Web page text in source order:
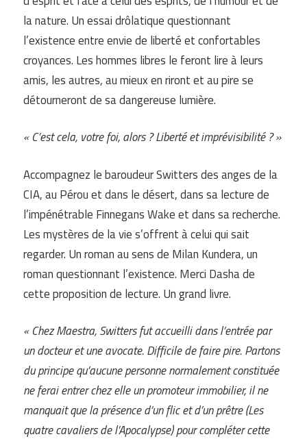
la nature. Un essai drôlatique questionnant
l’existence entre envie de liberté et confortables
croyances. Les hommes libres le feront lire à leurs
amis, les autres, au mieux en riront et au pire se
détourneront de sa dangereuse lumière.
« C’est cela, votre foi, alors ? Liberté et imprévisibilité ? »
Accompagnez le baroudeur Switters des anges de la
CIA, au Pérou et dans le désert, dans sa lecture de
l’impénétrable Finnegans Wake et dans sa recherche.
Les mystères de la vie s’offrent à celui qui sait
regarder. Un roman au sens de Milan Kundera, un
roman questionnant l’existence. Merci Dasha de
cette proposition de lecture. Un grand livre.
« Chez Maestra, Switters fut accueilli dans l’entrée par
un docteur et une avocate. Difficile de faire pire. Partons
du principe qu’aucune personne normalement constituée
ne ferai entrer chez elle un promoteur immobilier, il ne
manquait que la présence d’un flic et d’un prêtre (Les
quatre cavaliers de l’Apocalypse) pour compléter cette